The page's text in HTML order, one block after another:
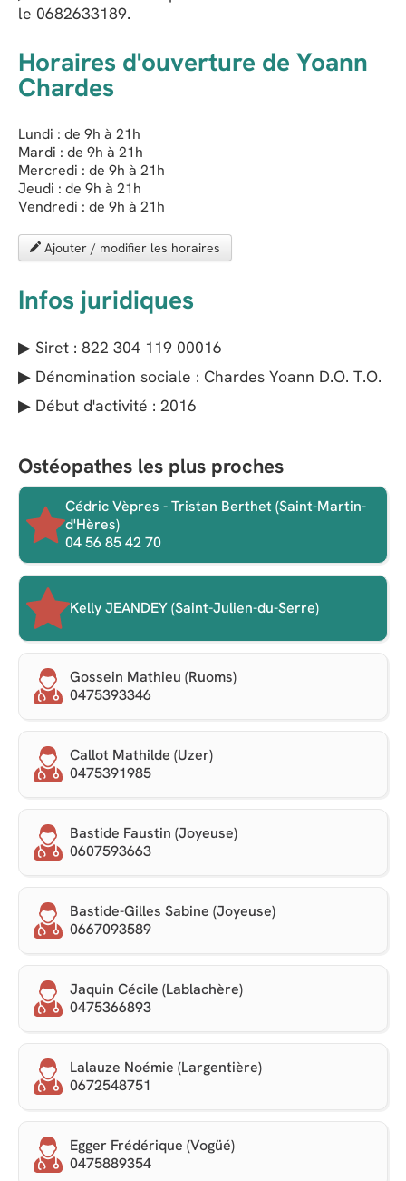
le 0682633189.
Horaires d'ouverture de Yoann
Chardes
Lundi : de 9h à 21h
Mardi : de 9h à 21h
Mercredi : de 9h à 21h
Jeudi : de 9h à 21h
Vendredi : de 9h à 21h
Ajouter / modifier les horaires
Infos juridiques
▶ Siret : 822 304 119 00016
▶ Dénomination sociale : Chardes Yoann D.O. T.O.
▶ Début d'activité : 2016
Ostéopathes les plus proches
Cédric Vèpres - Tristan Berthet (Saint-Martin-
d'Hères)
04 56 85 42 70
Kelly JEANDEY (Saint-Julien-du-Serre)
Gossein Mathieu (Ruoms)
0475393346
Callot Mathilde (Uzer)
0475391985
Bastide Faustin (Joyeuse)
0607593663
Bastide-Gilles Sabine (Joyeuse)
0667093589
Jaquin Cécile (Lablachère)
0475366893
Lalauze Noémie (Largentière)
0672548751
Egger Frédérique (Vogüé)
0475889354